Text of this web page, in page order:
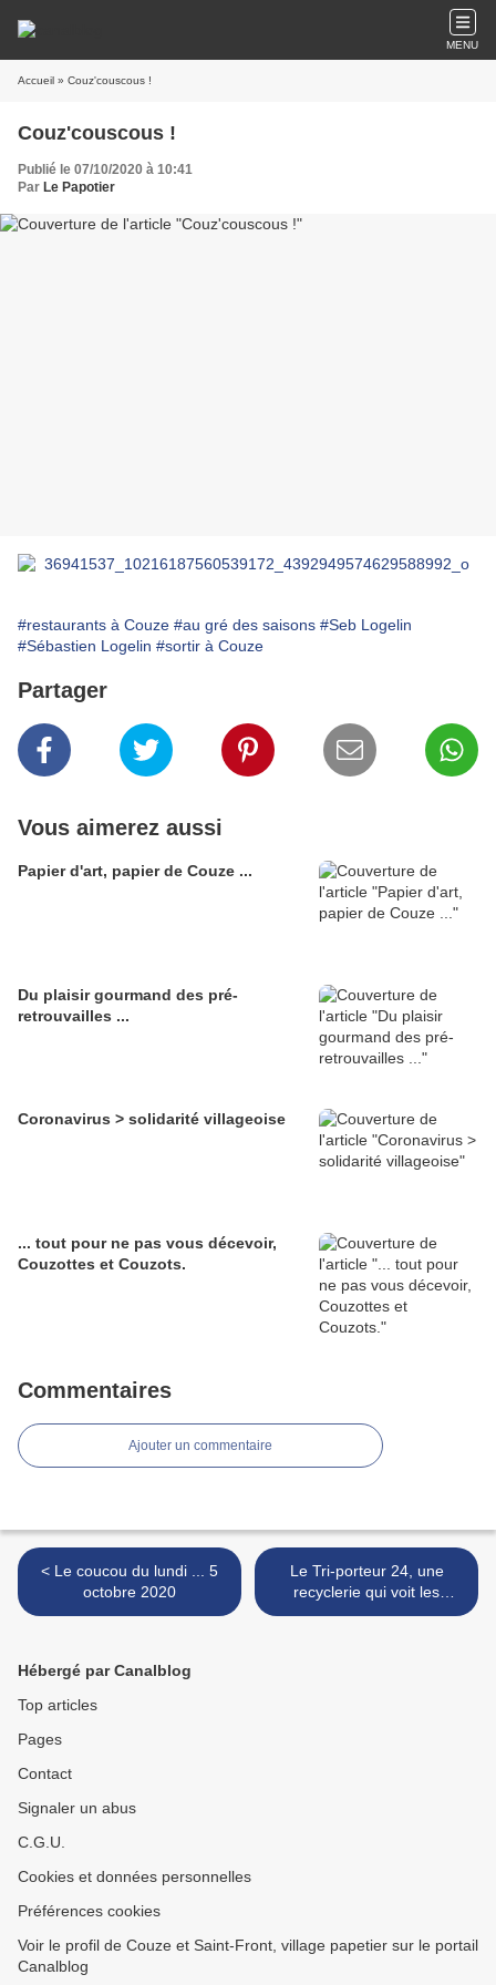
MENU
Accueil » Couz'couscous !
Couz'couscous !
Publié le 07/10/2020 à 10:41
Par Le Papotier
#restaurants à Couze #au gré des saisons #Seb Logelin
#Sébastien Logelin #sortir à Couze
Partager
Vous aimerez aussi
Papier d'art, papier de Couze ...
Du plaisir gourmand des pré-
retrouvailles ...
Coronavirus > solidarité villageoise
... tout pour ne pas vous décevoir,
Couzottes et Couzots.
Commentaires
Ajouter un commentaire
< Le coucou du lundi ... 5
octobre 2020
Le Tri-porteur 24, une
recyclerie qui voit les
choses en grand >
Hébergé par Canalblog
Top articles
Pages
Contact
Signaler un abus
C.G.U.
Cookies et données personnelles
Préférences cookies
Voir le profil de Couze et Saint-Front, village papetier sur le portail
Canalblog